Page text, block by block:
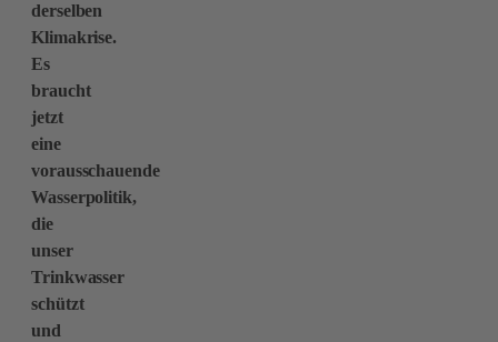
derselben
Klimakrise.
Es
braucht
jetzt
eine
vorausschauende
Wasserpolitik,
die
unser
Trinkwasser
schützt
und